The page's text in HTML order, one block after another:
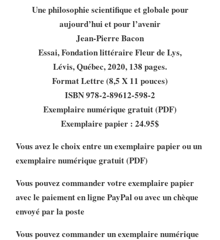
Une philosophie scientifique et globale pour
aujourd’hui et pour l’avenir
Jean-Pierre Bacon
Essai, Fondation littéraire Fleur de Lys,
Lévis, Québec, 2020, 138 pages.
Format Lettre (8,5 X 11 pouces)
ISBN 978-2-89612-598-2
Exemplaire numérique gratuit (PDF)
Exemplaire papier : 24.95$
Vous avez le choix entre un exemplaire papier ou un
exemplaire numérique gratuit (PDF)
Vous pouvez commander votre exemplaire papier
avec le paiement en ligne PayPal ou avec un chèque
envoyé par la poste
Vous pouvez commander un exemplaire numérique